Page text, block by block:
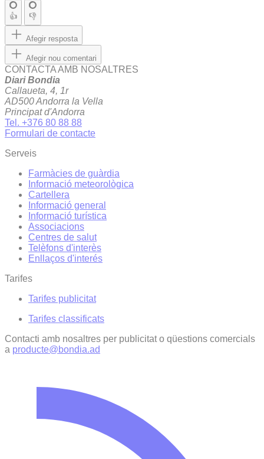
👍 👎
Afegir resposta
Afegir nou comentari
CONTACTA AMB NOSALTRES
Diari Bondia
Callaueta, 4, 1r
AD500 Andorra la Vella
Principat d'Andorra
Tel. +376 80 88 88
Formulari de contacte
Serveis
Farmàcies de guàrdia
Informació meteorològica
Cartellera
Informació general
Informació turística
Associacions
Centres de salut
Telèfons d'interès
Enllaços d'interés
Tarifes
Tarifes publicitat
Tarifes classificats
Contacti amb nosaltres per publicitat o qüestions comercials
a producte@bondia.ad